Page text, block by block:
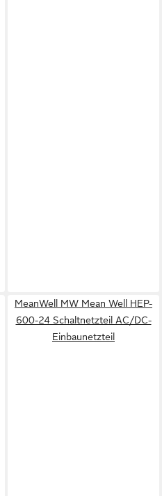
MeanWell MW Mean Well HEP-
600-24 Schaltnetzteil AC/DC-
Einbaunetzteil